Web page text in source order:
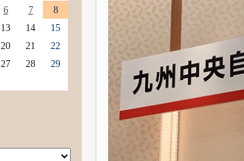
6 7
8
13 14
15
20 21
22
27 28
29